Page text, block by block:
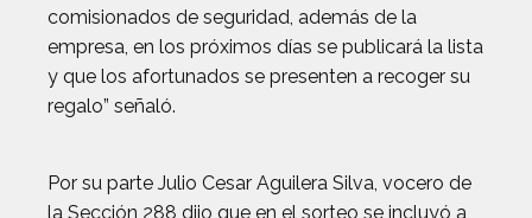
comisionados de seguridad, además de la
empresa, en los próximos días se publicará la lista
y que los afortunados se presenten a recoger su
regalo” señaló.
Por su parte Julio Cesar Aguilera Silva, vocero de
la Sección 288 dijo que en el sorteo se incluyó a